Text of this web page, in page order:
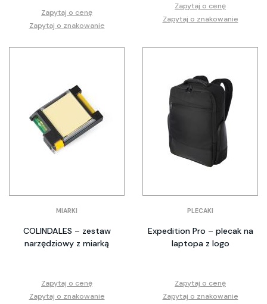
Zapytaj o cenę
Zapytaj o znakowanie
Zapytaj o cenę
Zapytaj o znakowanie
MIARKI
COLINDALES – zestaw
narzędziowy z miarką
Zapytaj o cenę
Zapytaj o znakowanie
PLECAKI
Expedition Pro – plecak na
laptopa z logo
Zapytaj o cenę
Zapytaj o znakowanie